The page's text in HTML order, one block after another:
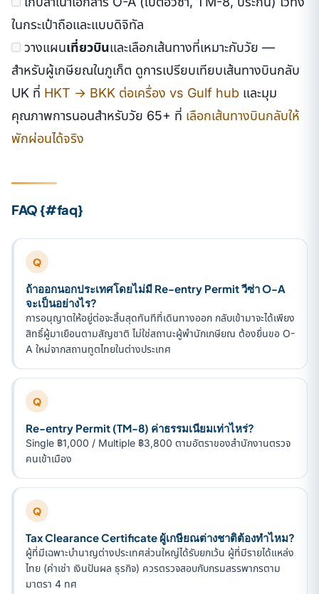
ในกระเป๋าถือและแบบดิจิทัล
วางแผนเที่ยวบินและเลือกเส้นทางที่เหมาะกับวัย —
สำหรับผู้เกษียณในภูเก็ต ดูการเปรียบเทียบเส้นทางบินกลับ
UK ที่ HKT → BKK ต่อเครื่อง vs Gulf hub และมุม
คุณภาพการนอนสำหรับวัย 65+ ที่ เลือกเส้นทางบินกลับให้
พักผ่อนได้จริง
FAQ {#faq}
Q
ถ้าออกนอกประเทศโดยไม่มี Re-entry Permit วีซ่า O-A
จะเป็นอย่างไร?
การอนุญาตให้อยู่ต่อจะสิ้นสุดทันทีที่เดินทางออก กลับเข้ามาจะได้เพียง
สิทธิ์ผู้มาเยือนตามสัญชาติ ไม่ใช่สถานะผู้พำนักเกษียณ ต้องยื่นขอ O-
A ใหม่จากสถานทูตไทยในต่างประเทศ
Q
Re-entry Permit (TM-8) ค่าธรรมเนียมเท่าไหร่?
Single ฿1,000 / Multiple ฿3,800 ตามอัตราของสำนักงานตรวจ
คนเข้าเมือง
Q
Tax Clearance Certificate ผู้เกษียณต่างชาติต้องทำไหม?
ผู้ที่มีเฉพาะบำนาญต่างประเทศส่วนใหญ่ได้รับยกเว้น ผู้ที่มีรายได้แหล่ง
ไทย (ค่าเช่า เงินปันผล ธุรกิจ) ควรตรวจสอบกับกรมสรรพากรตาม
มาตรา 4 ทศ